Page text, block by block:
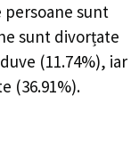
persoane sunt
sunt divorțate
(11.74%), iar
(36.91%).